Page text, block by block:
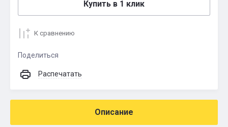
Купить в 1 клик
К сравнению
Поделиться
Распечатать
Описание